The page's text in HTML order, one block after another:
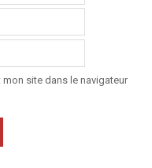
site dans le navigateur